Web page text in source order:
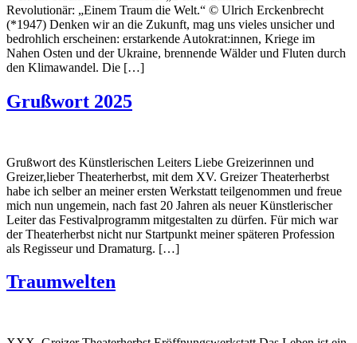
Revolutionär: „Einem Traum die Welt.“ © Ulrich Erckenbrecht
(*1947) Denken wir an die Zukunft, mag uns vieles unsicher und
bedrohlich erscheinen: erstarkende Autokrat:innen, Kriege im
Nahen Osten und der Ukraine, brennende Wälder und Fluten durch
den Klimawandel. Die […]
Grußwort 2025
Grußwort des Künstlerischen Leiters Liebe Greizerinnen und
Greizer,lieber Theaterherbst, mit dem XV. Greizer Theaterherbst
habe ich selber an meiner ersten Werkstatt teilgenommen und freue
mich nun ungemein, nach fast 20 Jahren als neuer Künstlerischer
Leiter das Festivalprogramm mitgestalten zu dürfen. Für mich war
der Theaterherbst nicht nur Startpunkt meiner späteren Profession
als Regisseur und Dramaturg. […]
Traumwelten